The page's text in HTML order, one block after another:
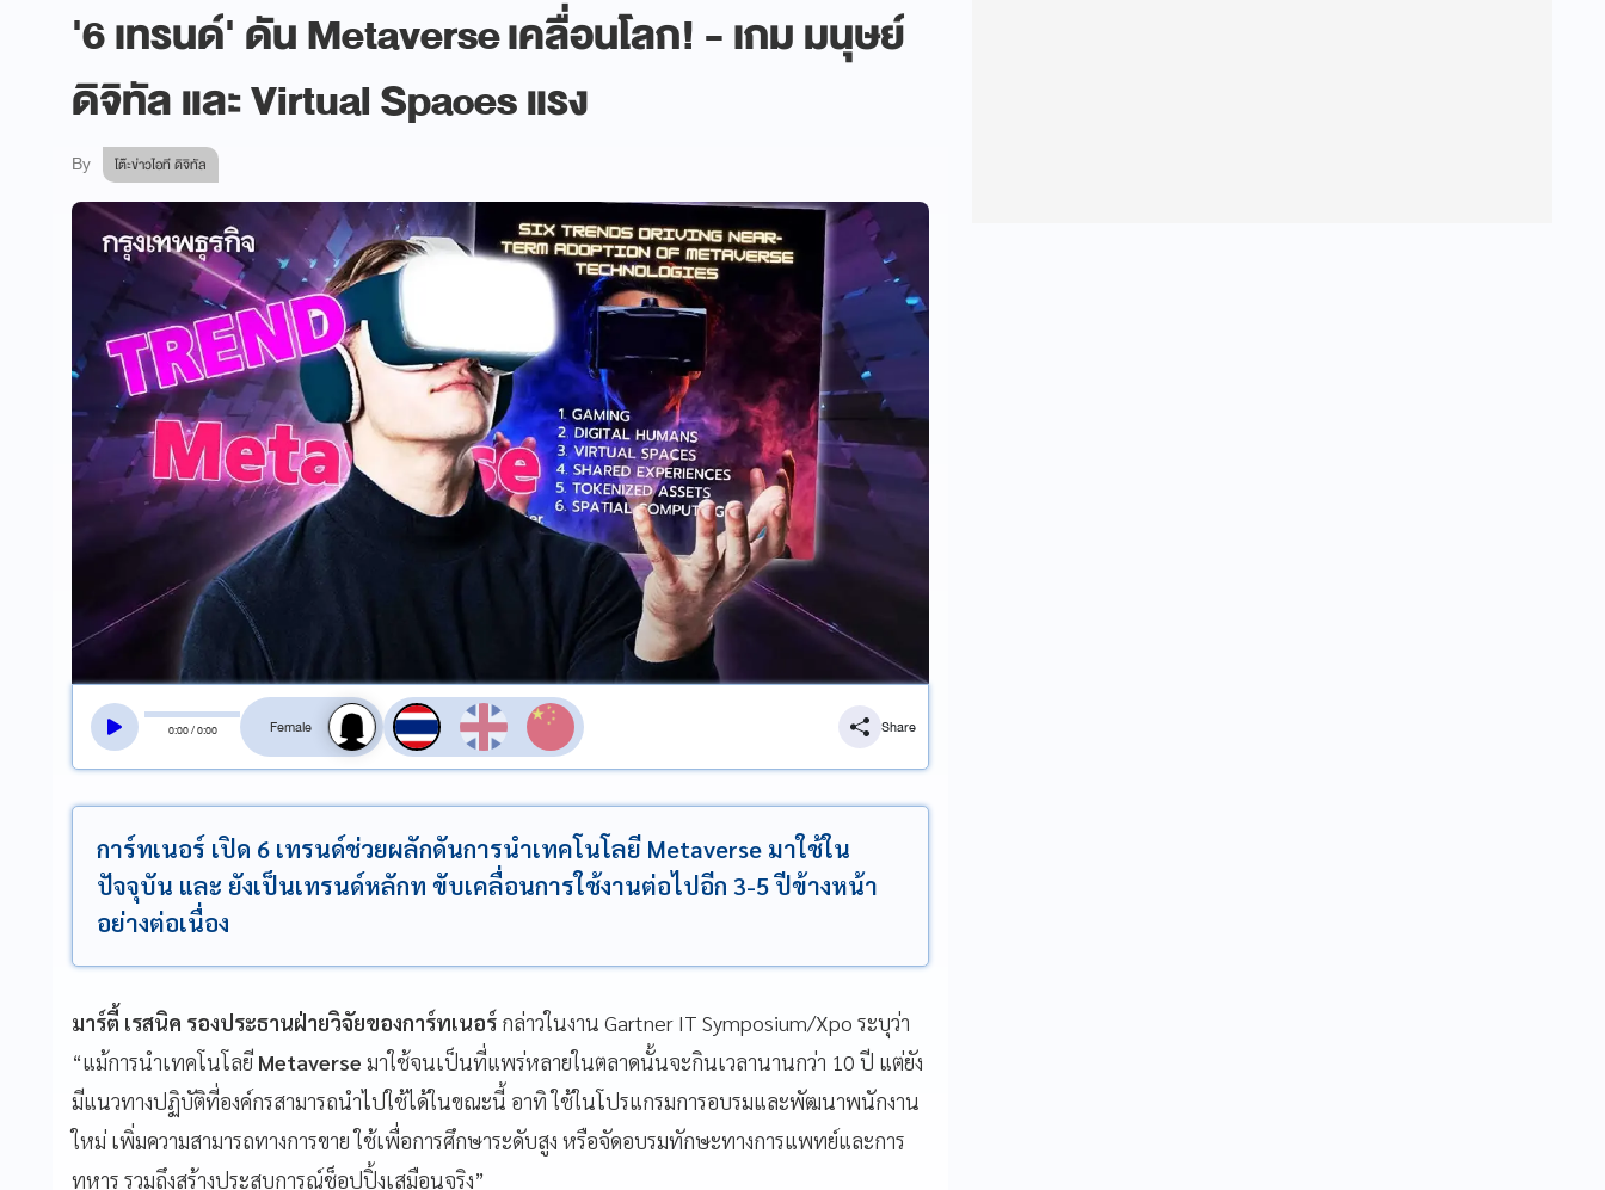
'6 เทรนด์' ดัน Metaverse เคลื่อนโลก! - เกม มนุษย์
ดิจิทัล และ Virtual Spaces แรง
By โต๊ะข่าวไอที ดิจิทัล
0:00/0:00
สลับเสียงอ่าน
Share
การ์ทเนอร์ เปิด 6 เทรนด์ช่วยผลักดันการนำเทคโนโลยี Metaverse มาใช้ใน
ปัจจุบัน และ ยังเป็นเทรนด์หลักท ขับเคลื่อนการใช้งานต่อไปอีก 3-5 ปีข้างหน้า
อย่างต่อเนื่อง
มาร์ตี้ เรสนิค รองประธานฝ่ายวิจัยของการ์ทเนอร์ กล่าวในงาน Gartner IT Symposium/Xpo ระบุว่า
“แม้การนำเทคโนโลยี Metaverse มาใช้จนเป็นที่แพร่หลายในตลาดนั้นจะกินเวลานานกว่า 10 ปี แต่ยัง
มีแนวทางปฏิบัติที่องค์กรสามารถนำไปใช้ได้ในขณะนี้ อาทิ ใช้ในโปรแกรมการอบรมและพัฒนาพนักงาน
ใหม่ เพิ่มความสามารถทางการขาย ใช้เพื่อการศึกษาระดับสูง หรือจัดอบรมทักษะทางการแพทย์และการ
ทหาร รวมถึงสร้างประสบการณ์ช็อปปิ้งเสมือนจริง”